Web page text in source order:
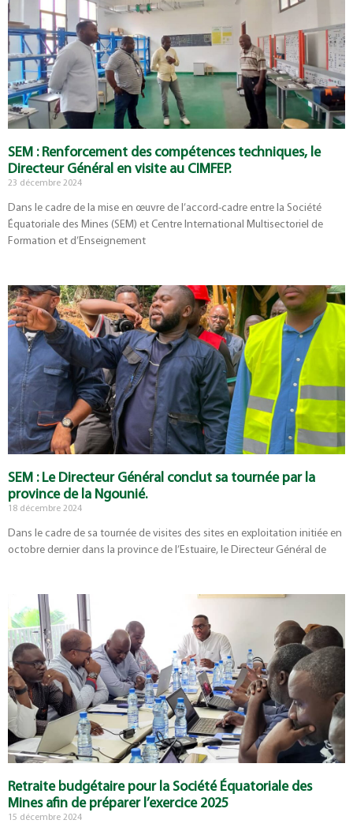
SEM : Renforcement des compétences techniques, le
Directeur Général en visite au CIMFEP.
23 décembre 2024
Dans le cadre de la mise en œuvre de l’accord-cadre entre la Société
Équatoriale des Mines (SEM) et Centre International Multisectoriel de
Formation et d’Enseignement
SEM : Le Directeur Général conclut sa tournée par la
province de la Ngounié.
18 décembre 2024
Dans le cadre de sa tournée de visites des sites en exploitation initiée en
octobre dernier dans la province de l’Estuaire, le Directeur Général de
Retraite budgétaire pour la Société Équatoriale des
Mines afin de préparer l’exercice 2025
15 décembre 2024